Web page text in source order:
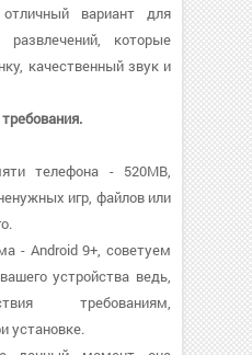
вариант для
развлечений, которые
качественный звук и
телефона - 520MB,
игр, файлов или
- Android 9+, советуем
устройства ведь,
требованиям,
установке.